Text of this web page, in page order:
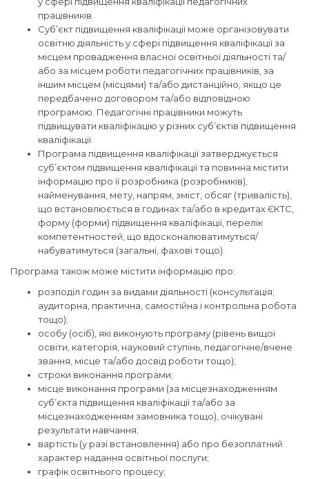
працівників.
Суб’єкт підвищення кваліфікації може організовувати
освітню діяльність у сфері підвищення кваліфікації за
місцем провадження власної освітньої діяльності та/
або за місцем роботи педагогічних працівників, за
іншим місцем (місцями) та/або дистанційно, якщо це
передбачено договором та/або відповідною
програмою. Педагогічні працівники можуть
підвищувати кваліфікацію у різних суб’єктів підвищення
кваліфікації.
Програма підвищення кваліфікації затверджується
суб’єктом підвищення кваліфікації та повинна містити
інформацію про її розробника (розробників),
найменування, мету, напрям, зміст, обсяг (тривалість),
що встановлюється в годинах та/або в кредитах ЄКТС,
форму (форми) підвищення кваліфікації, перелік
компетентностей, що вдосконалюватимуться/
набуватимуться (загальні, фахові тощо).
Програма також може містити інформацію про:
розподіл годин за видами діяльності (консультація;
аудиторна, практична, самостійна і контрольна робота
тощо);
особу (осіб), які виконують програму (рівень вищої
освіти, категорія, науковий ступінь, педагогічне/вчене
звання, місце та/або досвід роботи тощо);
строки виконання програми;
місце виконання програми (за місцезнаходженням
суб’єкта підвищення кваліфікації та/або за
місцезнаходженням замовника тощо), очікувані
результати навчання;
вартість (у разі встановлення) або про безоплатний
характер надання освітньої послуги;
графік освітнього процесу;